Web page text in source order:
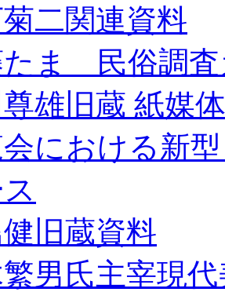
二関連資料
たま 民俗調査
雄旧蔵 紙媒
会における新
旧蔵資料
男氏主宰現